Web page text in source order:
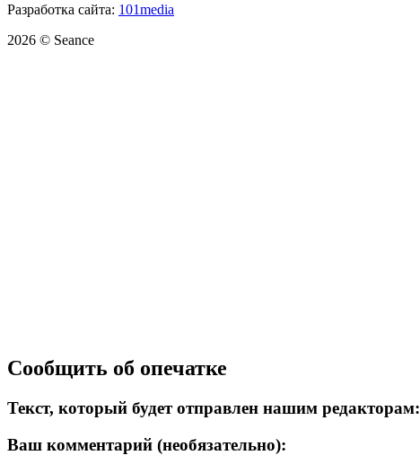
Разработка сайта: 101media
2026 © Seance
Сообщить об опечатке
Текст, который будет отправлен нашим редакторам:
Ваш комментарий (необязательно):